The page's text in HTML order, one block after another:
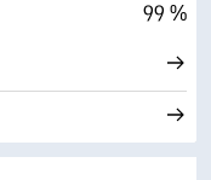
99 %